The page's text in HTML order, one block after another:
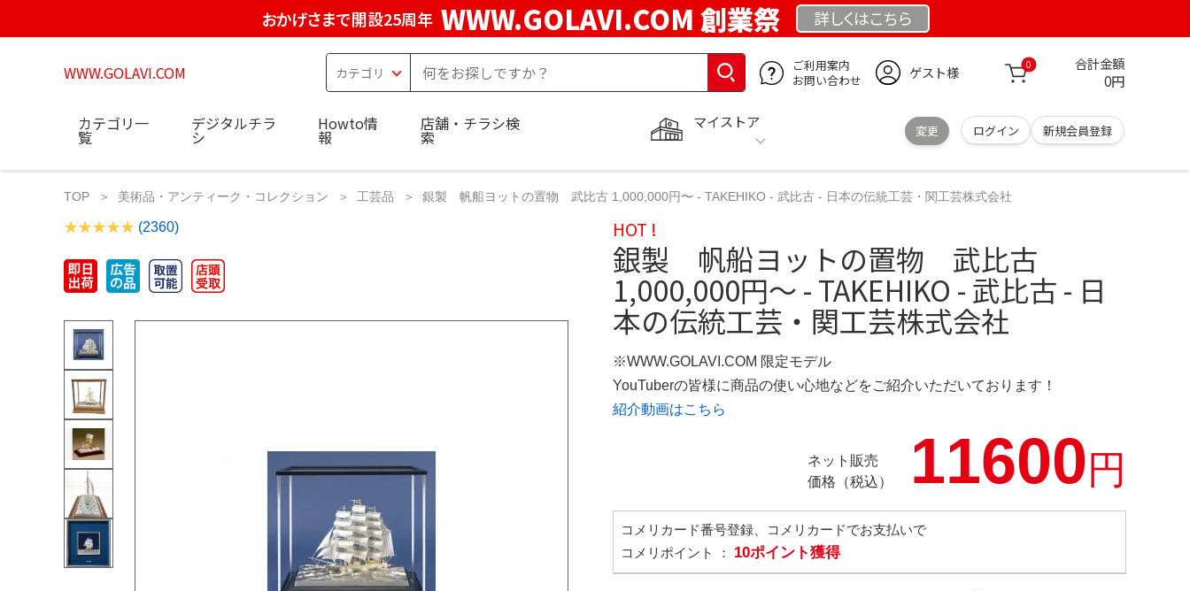
おかげさまで開設25周年 WWW.GOLAVI.COM 創業祭 詳しくはこちら
WWW.GOLAVI.COM
ご利用案内
お問い合わせ
ゲスト様 0 合計金額
0円
マイストア
変更 ログイン 新規会員登録
カテゴリ一
覧
デジタルチラ
シ
Howto情
報
店舗・チラシ検
索
TOP 美術品・アンティーク・コレクション 工芸品 銀製 帆船ヨットの置物 武比古 1,000,000円〜 - TAKEHIKO - 武比古 - 日本の伝統工芸・関工芸株式会社
(2360) HOT !
銀製 帆船ヨットの置物 武比古
1,000,000円〜 - TAKEHIKO - 武比古 - 日
本の伝統工芸・関工芸株式会社
※WWW.GOLAVI.COM 限定モデル
YouTuberの皆様に商品の使い心地などをご紹介いただいております！
紹介動画はこちら
ネット販売
価格（税込）
11600円
コメリカード番号登録、コメリカードでお支払いで
コメリポイント ： 10ポイント獲得